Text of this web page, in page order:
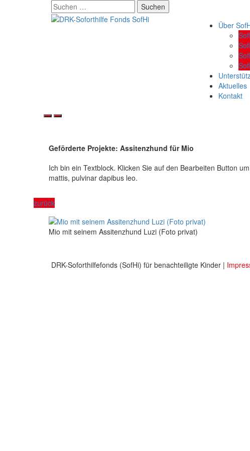
Suchen
nach:
Über
Aktuelles
Kontakt
Geförderte Projekte: Assitenzhund für Mio
Ich bin ein Textblock. Klicken Sie auf den Bearbeiten Button
mattis, pulvinar dapibus leo.
zurück
Mio mit seinem Assitenzhund Luzi (Foto privat)
DRK-Soforthilfefonds (SofHi) für benachteiligte Kinder |